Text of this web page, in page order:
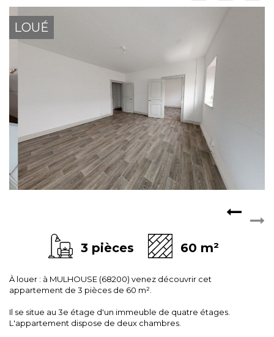
LOUÉ
3 pièces 60 m²
À louer : à MULHOUSE (68200) venez découvrir cet
appartement de 3 pièces de 60 m².
Il se situe au 3e étage d'un immeuble de quatre étages.
L'appartement dispose de deux chambres.